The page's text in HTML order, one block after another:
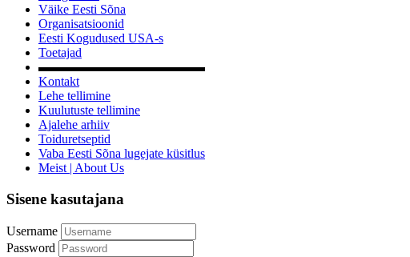
Väike Eesti Sõna
Organisatsioonid
Eesti Kogudused USA-s
Toetajad
▬▬▬▬▬▬▬▬▬▬▬▬▬
Kontakt
Lehe tellimine
Kuulutuste tellimine
Ajalehe arhiiv
Toiduretseptid
Vaba Eesti Sõna lugejate küsitlus
Meist | About Us
Sisene kasutajana
Username
Password